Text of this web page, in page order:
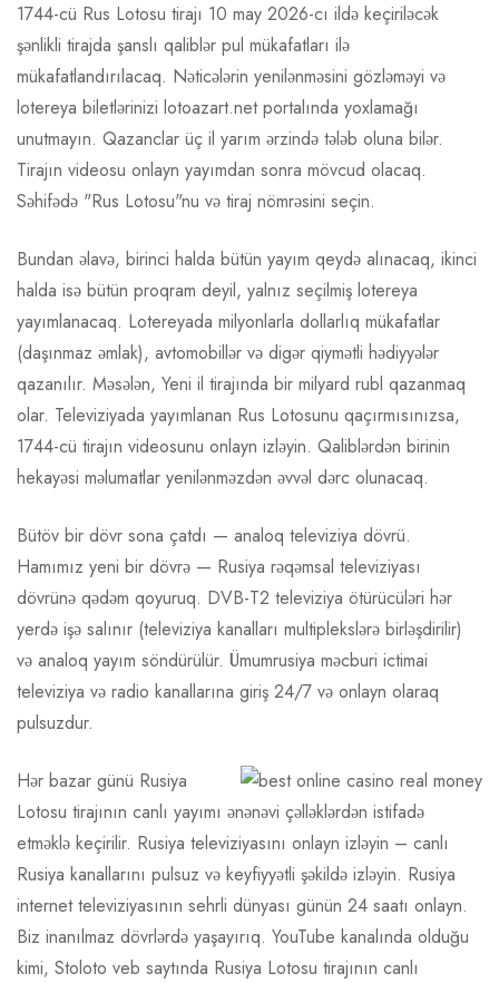
1744-cü Rus Lotosu tirajı 10 may 2026-cı ildə keçiriləcək
şənlikli tirajda şanslı qaliblər pul mükafatları ilə
mükafatlandırılacaq. Nəticələrin yenilənməsini gözləməyi və
lotereya biletlərinizi lotoazart.net portalında yoxlamağı
unutmayın. Qazanclar üç il yarım ərzində tələb oluna bilər.
Tirajın videosu onlayn yayımdan sonra mövcud olacaq.
Səhifədə "Rus Lotosu"nu və tiraj nömrəsini seçin.
Bundan əlavə, birinci halda bütün yayım qeydə alınacaq, ikinci
halda isə bütün proqram deyil, yalnız seçilmiş lotereya
yayımlanacaq. Lotereyada milyonlarla dollarlıq mükafatlar
(daşınmaz əmlak), avtomobillər və digər qiymətli hədiyyələr
qazanılır. Məsələn, Yeni il tirajında ​​bir milyard rubl qazanmaq
olar. Televiziyada yayımlanan Rus Lotosunu qaçırmısınızsa,
1744-cü tirajın videosunu onlayn izləyin. Qaliblərdən birinin
hekayəsi məlumatlar yenilənməzdən əvvəl dərc olunacaq.
Bütöv bir dövr sona çatdı — analoq televiziya dövrü.
Hamımız yeni bir dövrə — Rusiya rəqəmsal televiziyası
dövrünə qədəm qoyuruq. DVB-T2 televiziya ötürücüləri hər
yerdə işə salınır (televiziya kanalları multiplekslərə birləşdirilir)
və analoq yayım söndürülür. Ümumrusiya məcburi ictimai
televiziya və radio kanallarına giriş 24/7 və onlayn olaraq
pulsuzdur.
Hər bazar günü Rusiya
Lotosu tirajının canlı yayımı ənənəvi çəlləklərdən istifadə
etməklə keçirilir. Rusiya televiziyasını onlayn izləyin – canlı
Rusiya kanallarını pulsuz və keyfiyyətli şəkildə izləyin. Rusiya
internet televiziyasının sehrli dünyası günün 24 saatı onlayn.
Biz inanılmaz dövrlərdə yaşayırıq. YouTube kanalında olduğu
kimi, Stoloto veb saytında Rusiya Lotosu tirajının canlı